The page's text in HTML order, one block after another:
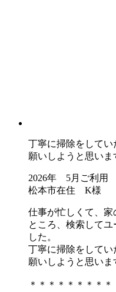
丁寧に掃除をして
願いしようと思いま
2026年 5月ご利用
松本市在住 K様
仕事が忙しくて、
ところ、検索して
した。
丁寧に掃除をして
願いしようと思いま
＊＊＊＊＊＊＊＊＊